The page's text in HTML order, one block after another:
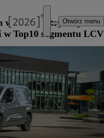
Otwórz menu
wśród elektrycznych
Top10 segmentu LCV